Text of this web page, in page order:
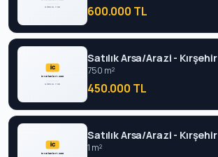
600.000 TL
Satılık Arsa/Arazi - Kırşehir
750 m²
450.000 TL
Satılık Arsa/Arazi - Kırşehir
1 m²